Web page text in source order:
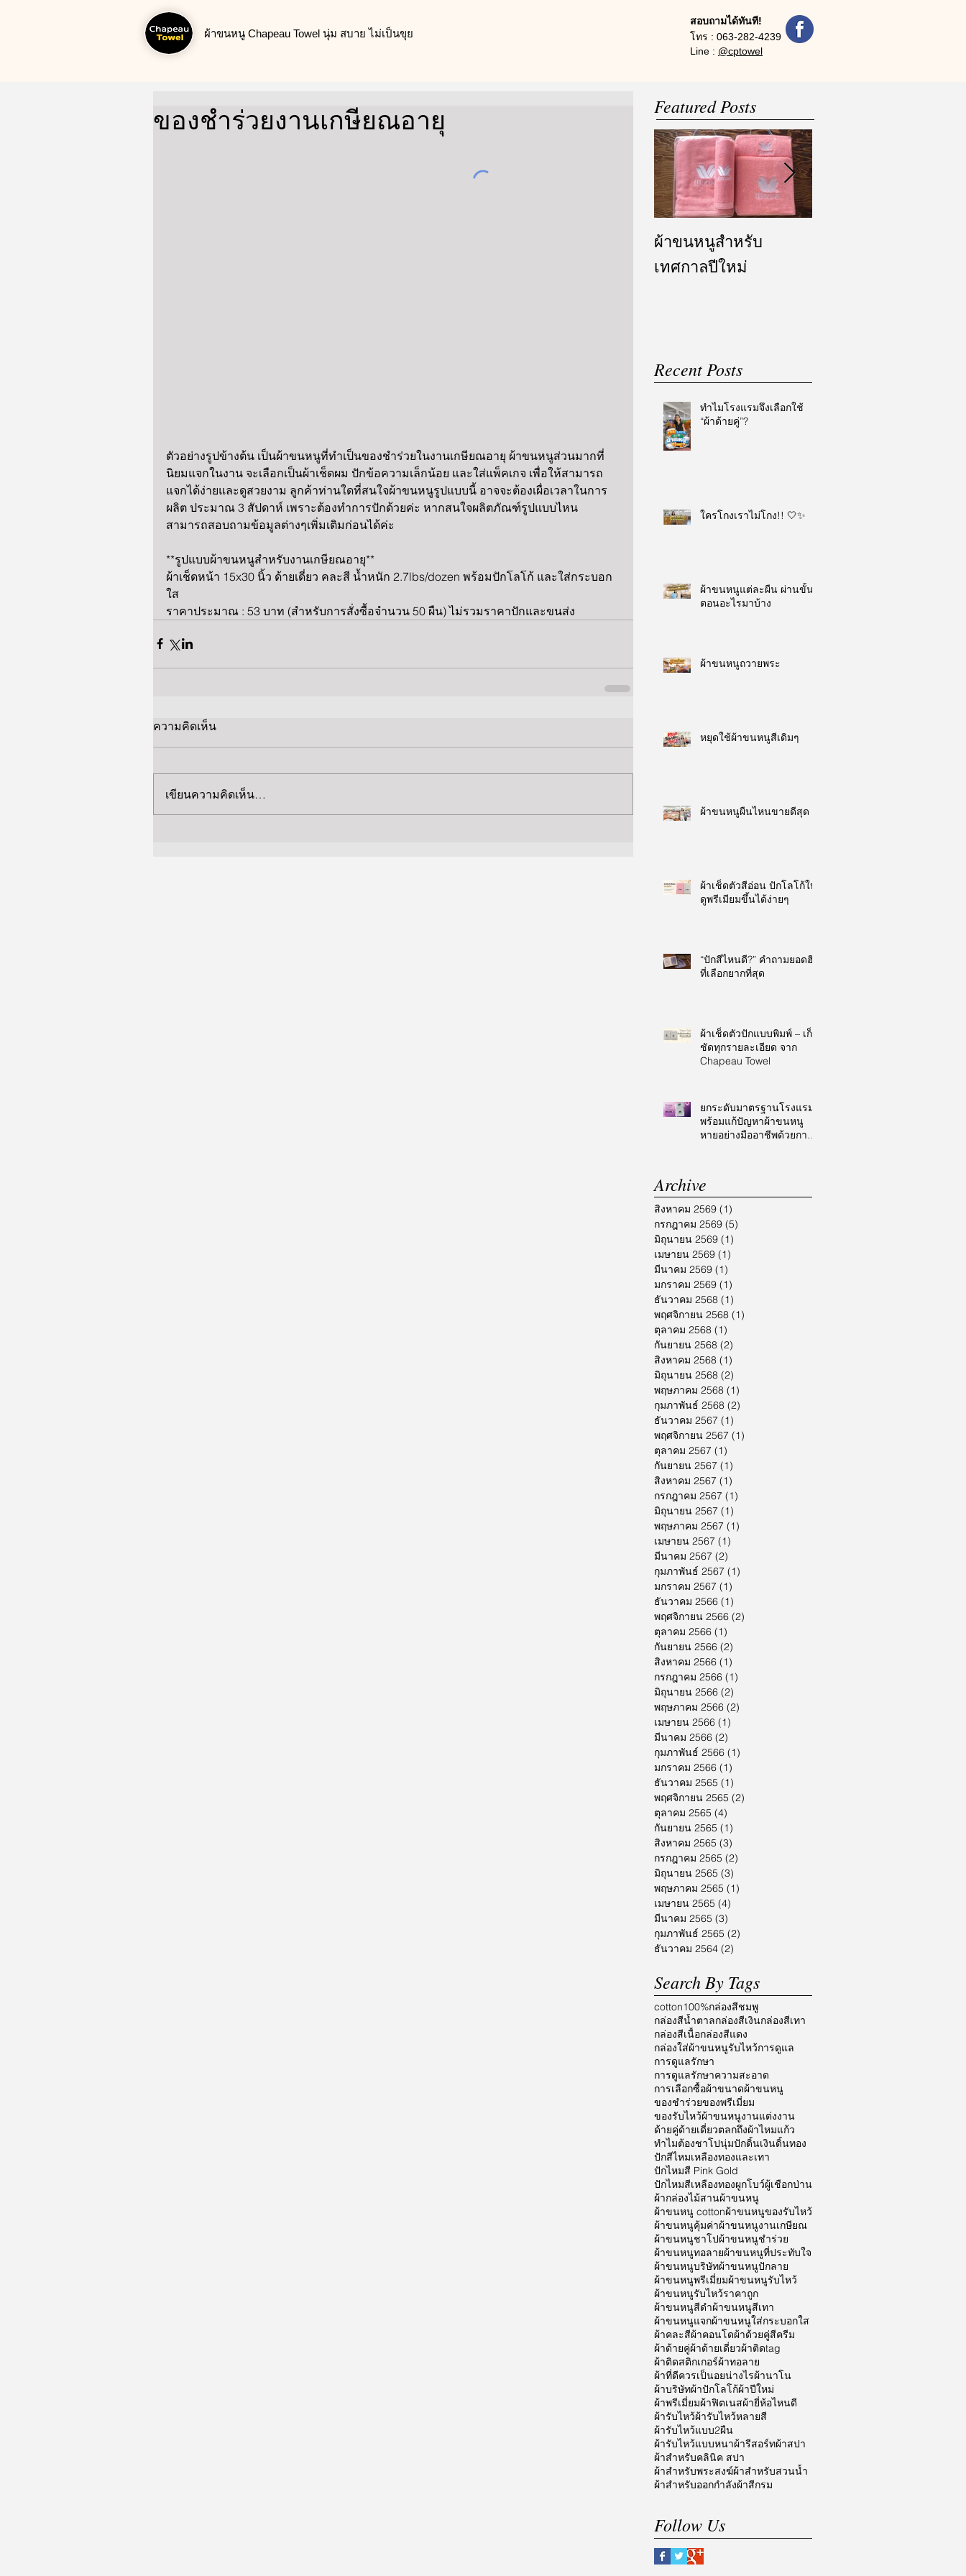
ผ้าขนหนู Chapeau Towel นุ่ม สบาย ไม่เป็นขุย
สอบถามได้ทันที!
โทร : 063-282-4239
Line : @cptowel
ของชำร่วยงานเกษียณอายุ
ตัวอย่างรูปข้างต้น เป็นผ้าขนหนูที่ทำเป็นของชำร่วยในงานเกษียณอายุ ผ้าขนหนูส่วนมากที่
นิยมแจกในงาน จะเลือกเป็นผ้าเช็ดผม ปักข้อความเล็กน้อย และใส่แพ็คเกจ เพื่อให้สามารถ
แจกได้ง่ายและดูสวยงาม ลูกค้าท่านใดที่สนใจผ้าขนหนูรูปแบบนี้ อาจจะต้องเผื่อเวลาในการ
ผลิต ประมาณ 3 สัปดาห์ เพราะต้องทำการปักด้วยค่ะ หากสนใจผลิตภัณฑ์รูปแบบไหน
สามารถสอบถามข้อมูลต่างๆเพิ่มเติมก่อนได้ค่ะ
**รูปแบบผ้าขนหนูสำหรับงานเกษียณอายุ**
ผ้าเช็ดหน้า 15x30 นิ้ว ด้ายเดี่ยว คละสี น้ำหนัก 2.7lbs/dozen พร้อมปักโลโก้ และใส่กระบอก
ใส
ราคาประมาณ : 53 บาท (สำหรับการสั่งซื้อจำนวน 50 ผืน) ไม่รวมราคาปักและขนส่ง
ความคิดเห็น
เขียนความคิดเห็น…
Featured Posts
ผ้าขนหนูสำหรับ
เทศกาลปีใหม่
Recent Posts
ทำไมโรงแรมจึงเลือกใช้
“ผ้าด้ายคู่”?
ใครโกงเราไม่โกง!! 🤍✨
ผ้าขนหนูแต่ละผืน ผ่านขั้น
ตอนอะไรมาบ้าง
ผ้าขนหนูถวายพระ
หยุดใช้ผ้าขนหนูสีเดิมๆ
ผ้าขนหนูผืนไหนขายดีสุด
ผ้าเช็ดตัวสีอ่อน ปักโลโก้ให้
ดูพรีเมียมขึ้นได้ง่ายๆ
“ปักสีไหนดี?” คำถามยอดฮิต
ที่เลือกยากที่สุด
ผ้าเช็ดตัวปักแบบพิมพ์ – เก็บ
ชัดทุกรายละเอียด จาก
Chapeau Towel
ยกระดับมาตรฐานโรงแรม
พร้อมแก้ปัญหาผ้าขนหนู
หายอย่างมืออาชีพด้วยการ
Archive
สิงหาคม 2569 (1)
กรกฎาคม 2569 (5)
มิถุนายน 2569 (1)
เมษายน 2569 (1)
มีนาคม 2569 (1)
มกราคม 2569 (1)
ธันวาคม 2568 (1)
พฤศจิกายน 2568 (1)
ตุลาคม 2568 (1)
กันยายน 2568 (2)
สิงหาคม 2568 (1)
มิถุนายน 2568 (2)
พฤษภาคม 2568 (1)
กุมภาพันธ์ 2568 (2)
ธันวาคม 2567 (1)
พฤศจิกายน 2567 (1)
ตุลาคม 2567 (1)
กันยายน 2567 (1)
สิงหาคม 2567 (1)
กรกฎาคม 2567 (1)
มิถุนายน 2567 (1)
พฤษภาคม 2567 (1)
เมษายน 2567 (1)
มีนาคม 2567 (2)
กุมภาพันธ์ 2567 (1)
มกราคม 2567 (1)
ธันวาคม 2566 (1)
พฤศจิกายน 2566 (2)
ตุลาคม 2566 (1)
กันยายน 2566 (2)
สิงหาคม 2566 (1)
กรกฎาคม 2566 (1)
มิถุนายน 2566 (2)
พฤษภาคม 2566 (2)
เมษายน 2566 (1)
มีนาคม 2566 (2)
กุมภาพันธ์ 2566 (1)
มกราคม 2566 (1)
ธันวาคม 2565 (1)
พฤศจิกายน 2565 (2)
ตุลาคม 2565 (4)
กันยายน 2565 (1)
สิงหาคม 2565 (3)
กรกฎาคม 2565 (2)
มิถุนายน 2565 (3)
พฤษภาคม 2565 (1)
เมษายน 2565 (4)
มีนาคม 2565 (3)
กุมภาพันธ์ 2565 (2)
ธันวาคม 2564 (2)
Search By Tags
cotton100%กล่องสีชมพู
กล่องสีน้ำตาลกล่องสีเงินกล่องสีเทา
กล่องสีเนื้อกล่องสีแดง
กล่องใส่ผ้าขนหนูรับไหว้การดูแล
การดูแลรักษา
การดูแลรักษาความสะอาด
การเลือกซื้อผ้าขนาดผ้าขนหนู
ของชำร่วยของพรีเมี่ยม
ของรับไหว้ผ้าขนหนูงานแต่งงาน
ด้ายคู่ด้ายเดี่ยวตลกถึงผ้าไหมแก้ว
ทำไมต้องชาโปนุ่มปักดิ้นเงินดิ้นทอง
ปักสีไหมเหลืองทองและเทา
ปักไหมสี Pink Gold
ปักไหมสีเหลืองทองผูกโบว์ผู้เชือกป่าน
ผ้ากล่องไม้สานผ้าขนหนู
ผ้าขนหนู cottonผ้าขนหนูของรับไหว้
ผ้าขนหนูคุ้มค่าผ้าขนหนูงานเกษียณ
ผ้าขนหนูชาโปผ้าขนหนูชำร่วย
ผ้าขนหนูทอลายผ้าขนหนูที่ประทับใจ
ผ้าขนหนูบริษัทผ้าขนหนูปักลาย
ผ้าขนหนูพรีเมี่ยมผ้าขนหนูรับไหว้
ผ้าขนหนูรับไหว้ราคาถูก
ผ้าขนหนูสีดำผ้าขนหนูสีเทา
ผ้าขนหนูแจกผ้าขนหนูใส่กระบอกใส
ผ้าคละสีผ้าคอนโดผ้าด้วยคู่สีครีม
ผ้าด้ายคู่ผ้าด้ายเดี่ยวผ้าติดtag
ผ้าติดสติกเกอร์ผ้าทอลาย
ผ้าที่ดีควรเป็นอยน่างไรผ้านาโน
ผ้าบริษัทผ้าปักโลโก้ผ้าปีใหม่
ผ้าพรีเมี่ยมผ้าฟิตเนสผ้ายี่ห้อไหนดี
ผ้ารับไหว้ผ้ารับไหว้หลายสี
ผ้ารับไหว้แบบ2ผืน
ผ้ารับไหว้แบบหนาผ้ารีสอร์ทผ้าสปา
ผ้าสำหรับคลินิค สปา
ผ้าสำหรับพระสงฆ์ผ้าสำหรับสวนน้ำ
ผ้าสำหรับออกกำลังผ้าสีกรม
Follow Us